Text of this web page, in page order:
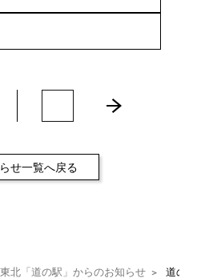
せ一覧へ戻る
東北「道の駅」からのお知らせ 道の